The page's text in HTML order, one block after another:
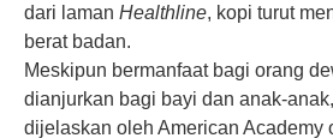
dari laman Healthline, kopi turut
berat badan.
Meskipun bermanfaat bagi orang
dianjurkan bagi bayi dan anak-
dijelaskan oleh American Academy